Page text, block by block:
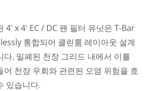
4' x 4' EC / DC 팬 필터 유닛은 T-Bar
통합되어 클린룸 레이아웃 설계
다. 밀폐된 천장 그리드 내에서 이를
천장 우회와 관련된 오염 위험을 효
있습니다.